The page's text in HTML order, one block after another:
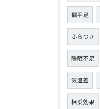
偏平足
ふらつき
睡眠不足
気温差
相乗効果